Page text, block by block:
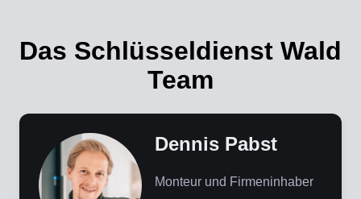
Das Schlüsseldienst Wald
Team
Dennis Pabst
Monteur und Firmeninhaber